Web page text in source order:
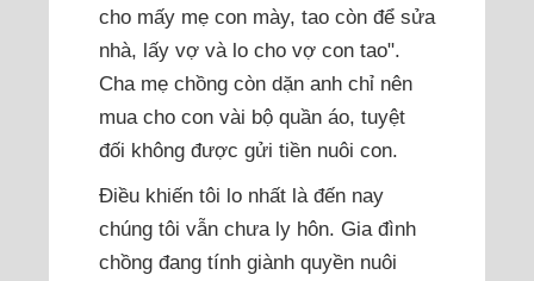
cho mấy mẹ con mày, tao còn để sửa
nhà, lấy vợ và lo cho vợ con tao".
Cha mẹ chồng còn dặn anh chỉ nên
mua cho con vài bộ quần áo, tuyệt
đối không được gửi tiền nuôi con.
Điều khiến tôi lo nhất là đến nay
chúng tôi vẫn chưa ly hôn. Gia đình
chồng đang tính giành quyền nuôi